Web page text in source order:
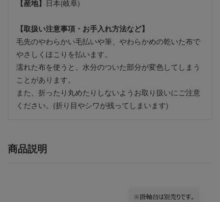
【産地】 日本(岐阜)
【取扱い注意事項・お手入れ方法など】
毛先のやわらかい毛払いや筆、やわらかめの乾いた布で
やさしくほこりを払います。
濡れた布を使うと、水分のついた部分が変色してしまう
ことがあります。
また、折ったり丸めたりしないようお取り扱いにご注意
ください。(折り目やシワが残ってしまいます)
商品説明